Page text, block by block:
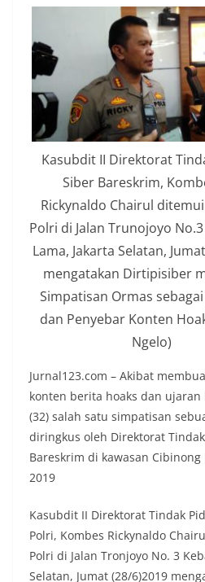
Kasubdit II Direktorat
Siber Bareskrim,
Rickynaldo Chairul
Polri di Jalan Trunojoyo
Lama, Jakarta Selatan,
mengatakan Dirtipisiber
Simpatisan Ormas
dan Penyebar Konten
Ngelo)
Jurnal123.com – Akibat
konten berita hoaks dan ujaran
(32) salah satu simpatisan
diringkus oleh Direktorat
Bareskrim di kawasan Cibinong
2019
Kasubdit II Direktorat Tindak
Polri, Kombes Rickynaldo
Polri di Jalan Tronjoyo No. 3
Selatan, Jumat (28/6)2019